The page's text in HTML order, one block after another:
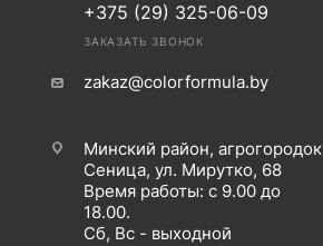
+375 (29) 325-06-09
ЗАКАЗАТЬ ЗВОНОК
zakaz@colorformula.by
Минский район, агрогородок
Сеница, ул. Мирутко, 68
Время работы: с 9.00 до
18.00.
Сб, Вс - выходной